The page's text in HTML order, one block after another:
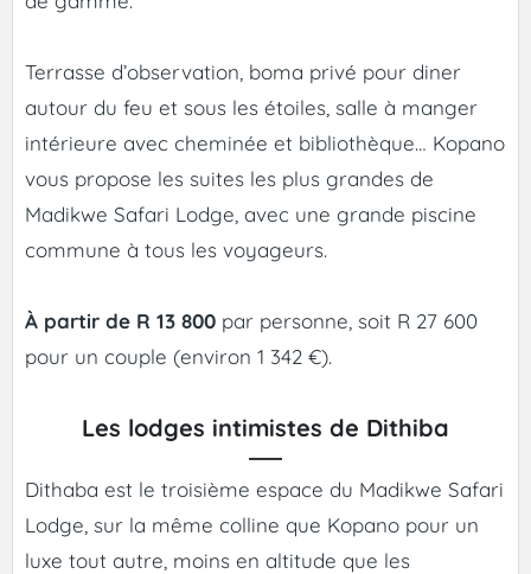
Terrasse d’observation, boma privé pour diner
autour du feu et sous les étoiles, salle à manger
intérieure avec cheminée et bibliothèque… Kopano
vous propose les suites les plus grandes de
Madikwe Safari Lodge, avec une grande piscine
commune à tous les voyageurs.
À partir de R 13 800 par personne, soit R 27 600
pour un couple (environ 1 342 €).
Les lodges intimistes de Dithiba
Dithaba est le troisième espace du Madikwe Safari
Lodge, sur la même colline que Kopano pour un
luxe tout autre, moins en altitude que les